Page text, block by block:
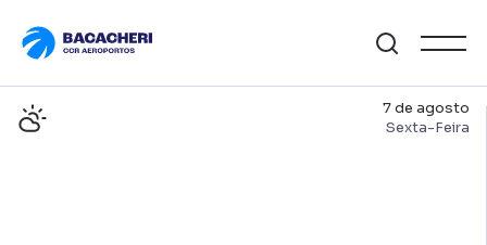
7 de agosto
Sexta-Feira